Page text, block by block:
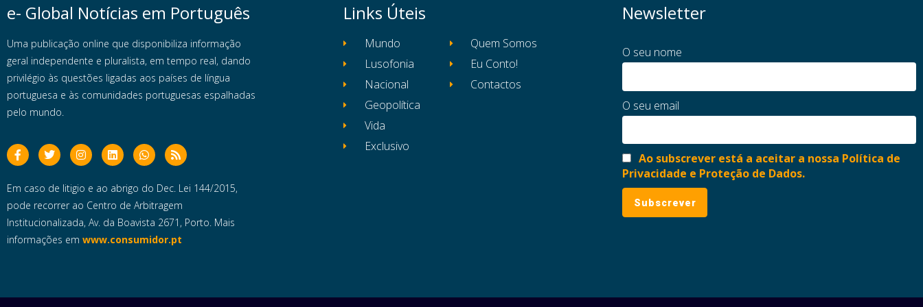
e- Global Notícias em Português
Uma publicação online que disponibiliza informação
geral independente e pluralista, em tempo real, dando
privilégio às questões ligadas aos países de língua
portuguesa e às comunidades portuguesas espalhadas
pelo mundo.
Em caso de litigio e ao abrigo do Dec. Lei 144/2015,
pode recorrer ao Centro de Arbitragem
Institucionalizada, Av. da Boavista 2671, Porto. Mais
informações em www.consumidor.pt
Links Úteis
Mundo
Lusofonia
Nacional
Geopolítica
Vida
Exclusivo
Quem Somos
Eu Conto!
Contactos
Newsletter
O seu nome
O seu email
Ao subscrever está a aceitar a nossa Política de
Privacidade e Proteção de Dados.